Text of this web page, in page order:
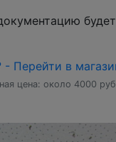
- Перейти в
цена: около 4000